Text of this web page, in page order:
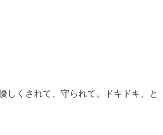
しくされて、守られて。ドキドキ、と